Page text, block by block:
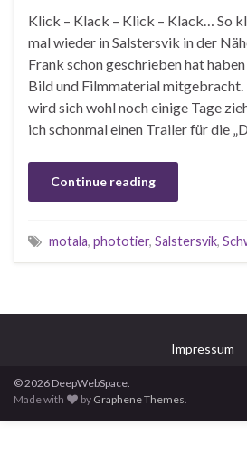
Klick – Klack – Klick – Klack… So
mal wieder in Salstersvik in der
Frank schon geschrieben hat
Bild und Filmmaterial
wird sich wohl noch einige Tage
ich schonmal einen Trailer für die
Continue reading
motala, phototier, Salstersvik,
Impressum
© 2026 DeepWebSpace.
Made with
by Graphene Themes.